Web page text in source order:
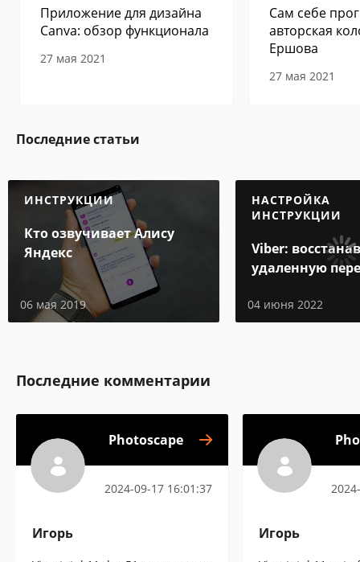
Приложение для дизайна
Canva: обзор функционала
27 мая 2021
Сам себе
авторская
Ершова
27 мая 2021
Последние статьи
ИНСТРУКЦИИ
Кто озвучивает Алису
Яндекс
06 мая 2019
НАСТРОЙКА
ИНСТРУКЦИИ
Viber:
удаленную
04 июня 2022
Последние комментарии
Photoscape
2024-09-17 16:01:37
Игорь Игорь